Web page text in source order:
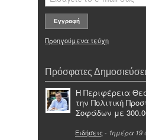
Προηγούμενα τεύχη
Πρόσφατες
Η Περιφέρεια
την Πολιτική
Σοφάδων με
Ειδήσεις - 1ημέρα 19